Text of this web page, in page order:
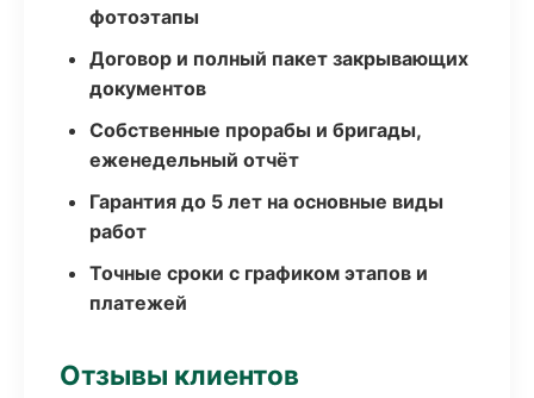
фотоэтапы
Договор и полный пакет закрывающих
документов
Собственные прорабы и бригады,
еженедельный отчёт
Гарантия до 5 лет на основные виды
работ
Точные сроки с графиком этапов и
платежей
Отзывы клиентов